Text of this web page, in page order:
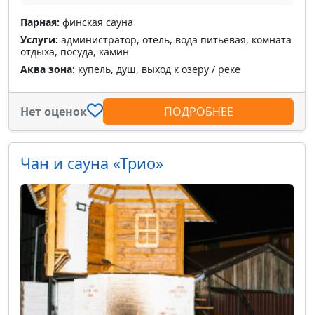
Парная: финская сауна
Услуги: администратор, отель, вода питьевая, комната
отдыха, посуда, камин
Аква зона: купель, душ, выход к озеру / реке
Нет оценок ПОДРОБНЕЕ
Чан и сауна «Трио»